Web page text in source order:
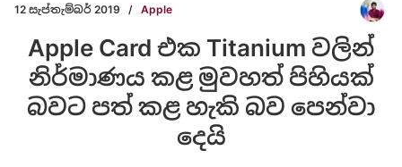
12 සැප්තැම්බර් 2019 / Apple
Apple Card එක Titanium වලින්
නිර්මාණය කළ මුවහත් පිහියක්
බවට පත් කළ හැකි බව පෙන්වා
දෙයි